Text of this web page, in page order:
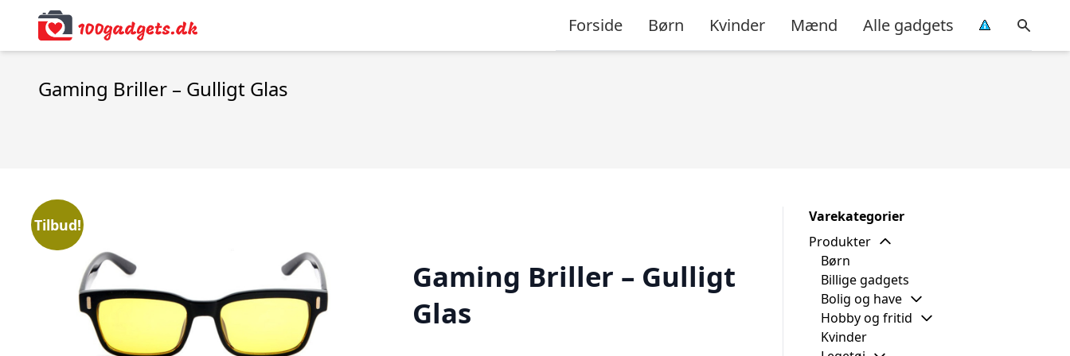
Forside Børn Kvinder Mænd Alle gadgets
Gaming Briller – Gulligt Glas
Tilbud!
Gaming Briller – Gulligt
Glas
Varekategorier
Produkter
Børn
Billige gadgets
Bolig og have
Hobby og fritid
Kvinder